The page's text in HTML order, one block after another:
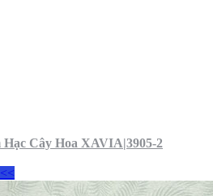
Cây Hoa XAVIA|3905-2